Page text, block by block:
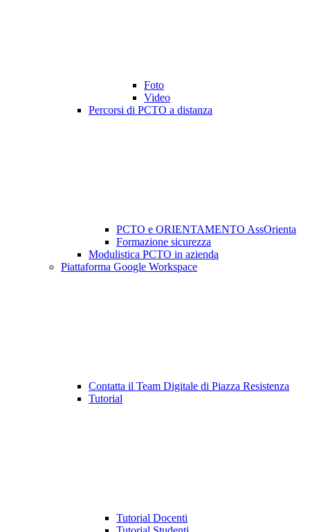
Foto
Video
Percorsi di PCTO a distanza
PCTO e ORIENTAMENTO AssOrienta
Formazione sicurezza
Modulistica PCTO in azienda
Piattaforma Google Workspace
Contatta il Team Digitale di Piazza Resistenza
Tutorial
Tutorial Docenti